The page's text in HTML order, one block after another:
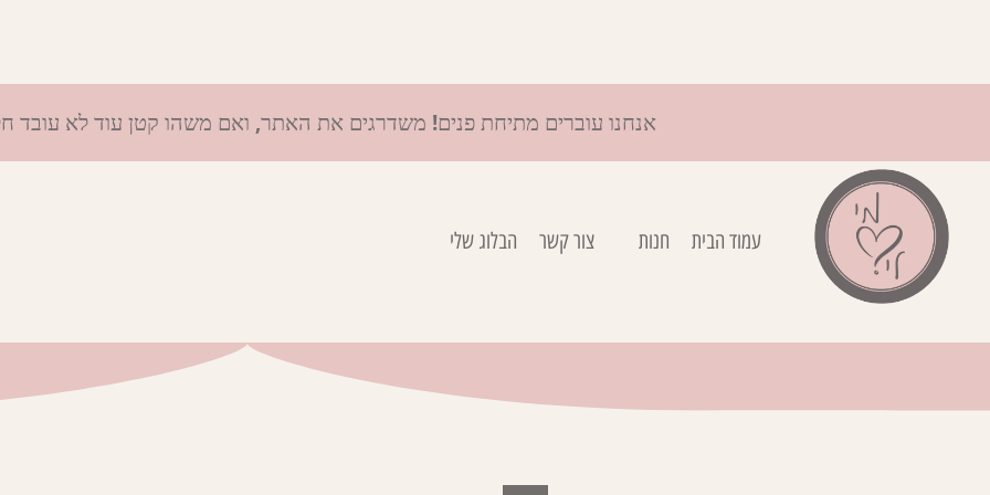
אנחנו עוברים מתיחת פנים! משדרגים את האתר, ואם משהו קטן עוד לא עובד
עמוד הבית חנות צור קשר הבלוג שלי